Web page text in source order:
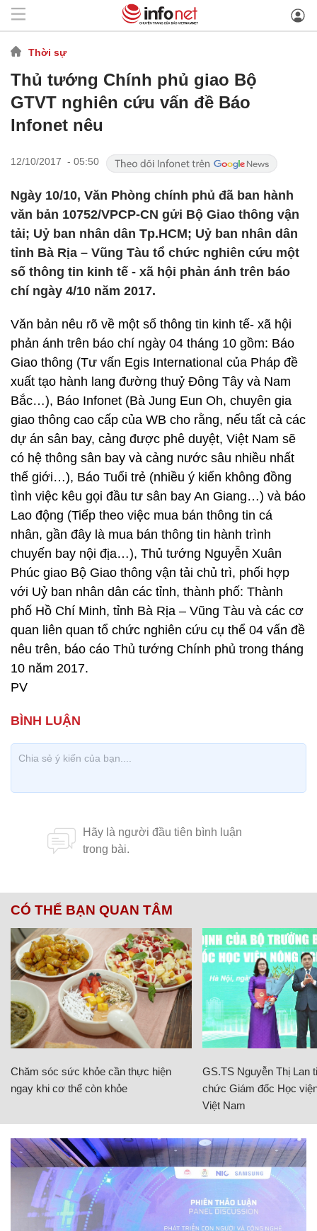
Thời sự
Thủ tướng Chính phủ giao Bộ
GTVT nghiên cứu vấn đề Báo
Infonet nêu
12/10/2017 - 05:50
Ngày 10/10, Văn Phòng chính phủ đã ban hành
văn bản 10752/VPCP-CN gửi Bộ Giao thông vận
tải; Uỷ ban nhân dân Tp.HCM; Uỷ ban nhân dân
tỉnh Bà Rịa – Vũng Tàu tổ chức nghiên cứu một
số thông tin kinh tế - xã hội phản ánh trên báo
chí ngày 4/10 năm 2017.
Văn bản nêu rõ về một số thông tin kinh tế- xã hội
phản ánh trên báo chí ngày 04 tháng 10 gồm: Báo
Giao thông (Tư vấn Egis International của Pháp đề
xuất tạo hành lang đường thuỷ Đông Tây và Nam
Bắc…), Báo Infonet (Bà Jung Eun Oh, chuyên gia
giao thông cao cấp của WB cho rằng, nếu tất cả các
dự án sân bay, cảng được phê duyệt, Việt Nam sẽ
có hệ thông sân bay và cảng nước sâu nhiều nhất
thế giới…), Báo Tuổi trẻ (nhiều ý kiến không đồng
tình việc kêu gọi đầu tư sân bay An Giang…) và báo
Lao động (Tiếp theo việc mua bán thông tin cá
nhân, gần đây là mua bán thông tin hành trình
chuyến bay nội địa…), Thủ tướng Nguyễn Xuân
Phúc giao Bộ Giao thông vận tải chủ trì, phối hợp
với Uỷ ban nhân dân các tỉnh, thành phố: Thành
phố Hồ Chí Minh, tỉnh Bà Rịa – Vũng Tàu và các cơ
quan liên quan tổ chức nghiên cứu cụ thể 04 vấn đề
nêu trên, báo cáo Thủ tướng Chính phủ trong tháng
10 năm 2017.
PV
CÓ THỂ BẠN QUAN TÂM
Chăm sóc sức khỏe cần thực hiện
ngay khi cơ thể còn khỏe
GS.TS Nguyễn Thị Lan
chức Giám đốc Học
Việt Nam